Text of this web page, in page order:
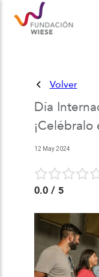
Volver
Día
¡Celébralo
12 May 2024
0.0/ 5